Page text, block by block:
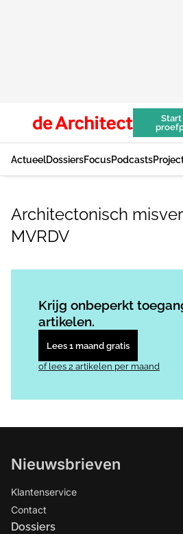
Start
ActueelDossiersFocusPodcasts
Architectonisch
MVRDV
Krijg onbeperkt
artikelen.
Lees 1 maand gratis
of lees 2 artikelen per maand
Nieuwsbrieven
Klantenservice
Contact
Dossiers